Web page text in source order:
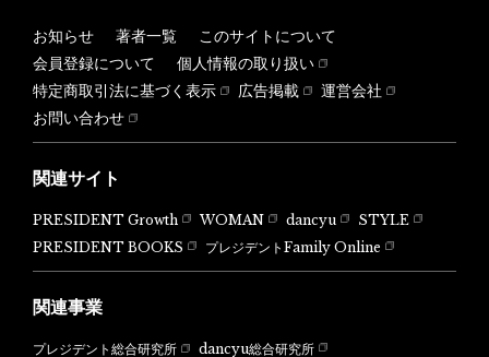
お知らせ 著者一覧
このサイトについて
会員登録について
個人情報の取り扱い
特定商取引法に基づく表示
広告掲載
運営会社
お問い合わせ
関連サイト
PRESIDENT Growth WOMAN dancyu
STYLE
PRESIDENT BOOKS
プレジデントFamily Online
関連事業
プレジデント総合研究所 dancyu総合研究所